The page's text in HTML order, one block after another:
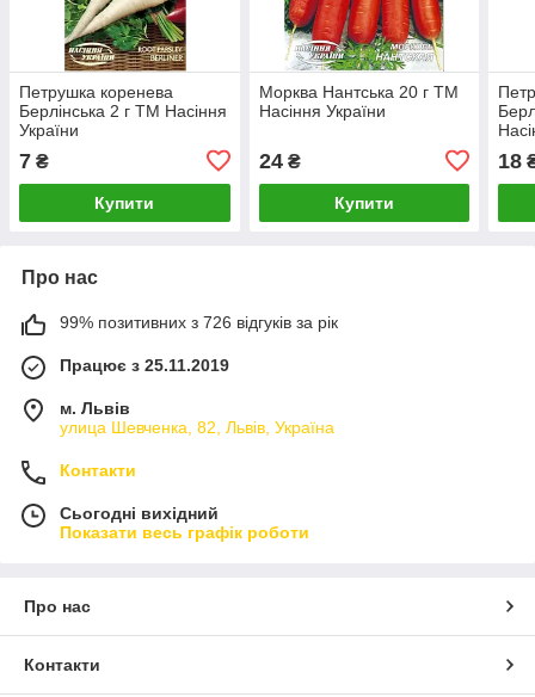
Петрушка коренева
Берлінська 2 г ТМ Насіння
України
7 ₴
Купити
Морква Нантська 20 г ТМ
Насіння України
24₴
Купити
18
Про нас
99% позитивних з 726 відгуків за рік
Працює з 25.11.2019
м. Львів
улица Шевченка, 82, Львів, Україна
Контакти
Сьогодні вихідний
Показати весь графік роботи
Про нас
Контакти